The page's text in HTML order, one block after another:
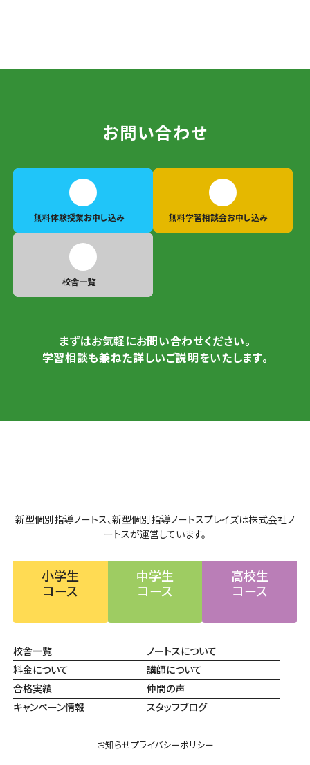
お問い合わせ
無料体験授業お申し込み 無料学習相談会お申し込み
校舎一覧
まずはお気軽にお問い合わせください。
学習相談も兼ねた詳しいご説明をいたします。
新型個別指導ノートス、新型個別指導ノートスプレイズは株式会社ノ
ートスが運営しています。
小学生
コース
中学生
コース
高校生
コース
校舎一覧
ノートスについて
料金について
講師について
合格実績
仲間の声
キャンペーン情報
スタッフブログ
お知らせプライバシーポリシー